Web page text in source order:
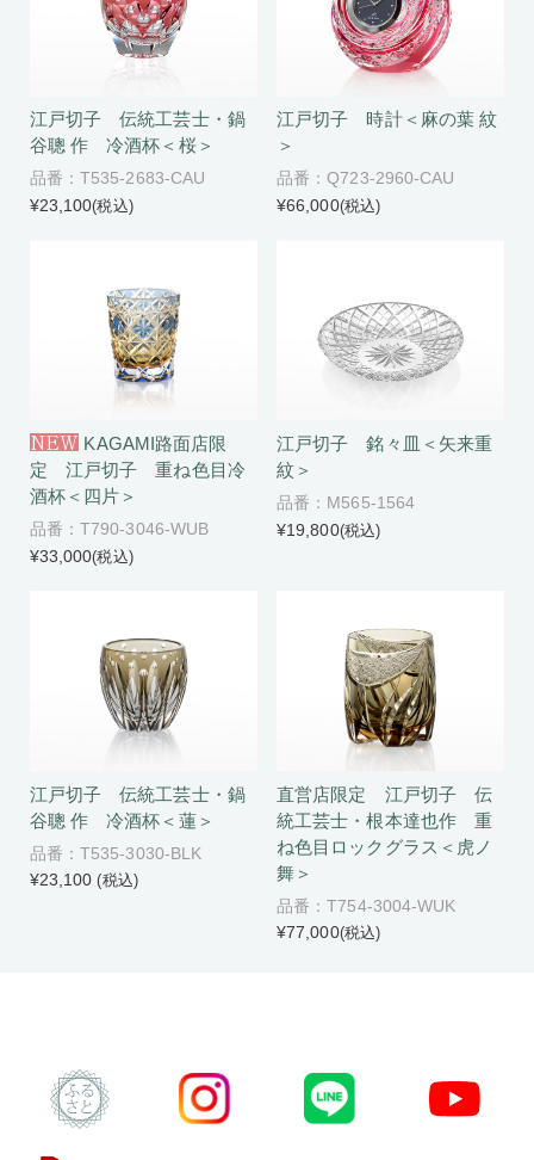
江戸切子 伝統工芸士・鍋
谷聰 作 冷酒杯＜桜＞
品番：T535-2683-CAU
¥23,100(税込)
江戸切子 時計＜麻の葉 紋
＞
品番：Q723-2960-CAU
¥66,000(税込)
NEW KAGAMI路面店限
定 江戸切子 重ね色目冷
酒杯＜四片＞
品番：T790-3046-WUB
¥33,000(税込)
江戸切子 銘々皿＜矢来重
紋＞
品番：M565-1564
¥19,800(税込)
江戸切子 伝統工芸士・鍋
谷聰 作 冷酒杯＜蓮＞
品番：T535-3030-BLK
¥23,100(税込)
直営店限定 江戸切子 伝
統工芸士・根本達也作 重
ね色目ロックグラス＜虎ノ
舞＞
品番：T754-3004-WUK
¥77,000(税込)